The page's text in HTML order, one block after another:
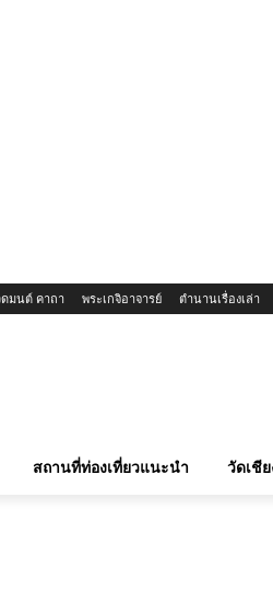
มนต์ คาถา พระเกจิอาจารย์ ตำนานเรื่องเล่า
สถานที่ท่องเที่ยวแนะนำ วัดเชี